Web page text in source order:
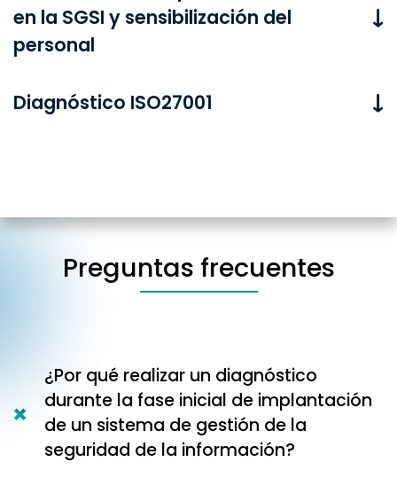
en la SGSI y sensibilización del
personal
Diagnóstico ISO27001
Preguntas frecuentes
¿Por qué realizar un diagnóstico
durante la fase inicial de implantación
de un sistema de gestión de la
seguridad de la información?